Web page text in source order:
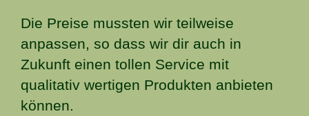
Die Preise mussten wir teilweise
anpassen, so dass wir dir auch in
Zukunft einen tollen Service mit
qualitativ wertigen Produkten anbieten
können.